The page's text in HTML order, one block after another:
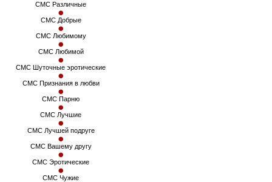
СМС Различные
СМС Добрые
СМС Любимому
СМС Любимой
СМС Шуточные эротические
СМС Признания в любви
СМС Парню
СМС Лучшие
СМС Лучшей подруге
СМС Вашему другу
СМС Эротические
СМС Чужие